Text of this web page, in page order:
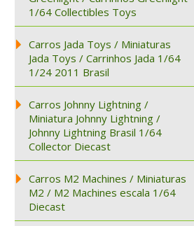
1/64 Collectibles Toys
Carros Jada Toys / Miniaturas
Jada Toys / Carrinhos Jada 1/64
1/24 2011 Brasil
Carros Johnny Lightning /
Miniatura Johnny Lightning /
Johnny Lightning Brasil 1/64
Collector Diecast
Carros M2 Machines / Miniaturas
M2 / M2 Machines escala 1/64
Diecast